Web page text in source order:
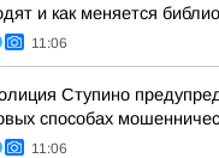
и как меняется
11:06
Ступино
способах
11:06